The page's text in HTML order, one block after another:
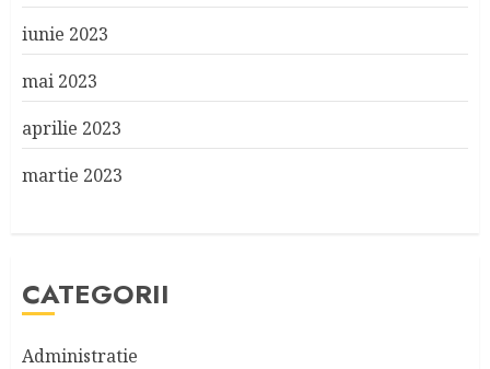
iunie 2023
mai 2023
aprilie 2023
martie 2023
CATEGORII
Administratie